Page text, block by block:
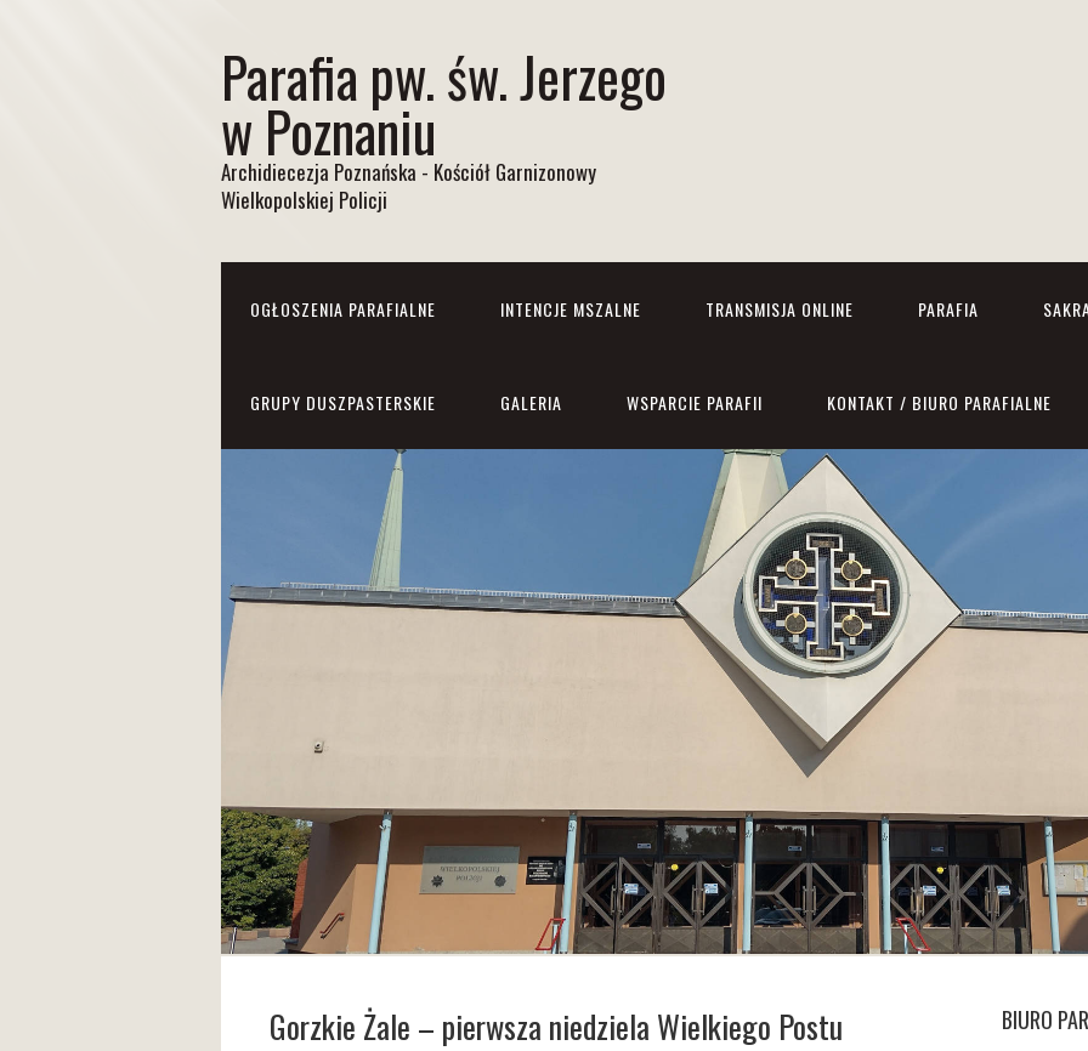
Parafia pw. św. Jerzego
w Poznaniu
Archidiecezja Poznańska - Kościół Garnizonowy
Wielkopolskiej Policji
OGŁOSZENIA PARAFIALNE INTENCJE MSZALNE TRANSMISJA ONLINE PARAFIA
GRUPY DUSZPASTERSKIE GALERIA WSPARCIE PARAFII KONTAKT / BIURO PARAFIALNE
Gorzkie Żale – pierwsza niedziela Wielkiego Postu BIURO